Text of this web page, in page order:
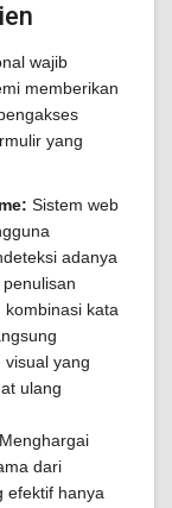
wajib
memberikan
yang
Sistem web
adanya
kata
yang
ulang
Menghargai
dari
efektif hanya